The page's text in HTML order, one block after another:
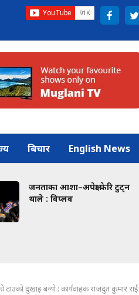
बिचार English News
जनताका आशा–अपेक्षा फेरि टुट्न
थाले : विप्लव
दुखाइ बन्यो : कार्यवाहक राजदुत कुमार राई